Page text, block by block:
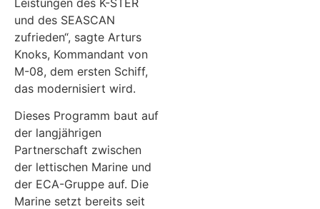
und des SEASCAN
zufrieden“, sagte Arturs
Knoks, Kommandant von
M-08, dem ersten Schiff,
das modernisiert wird.
Dieses Programm baut auf
der langjährigen
Partnerschaft zwischen
der lettischen Marine und
der ECA-Gruppe auf. Die
Marine setzt bereits seit